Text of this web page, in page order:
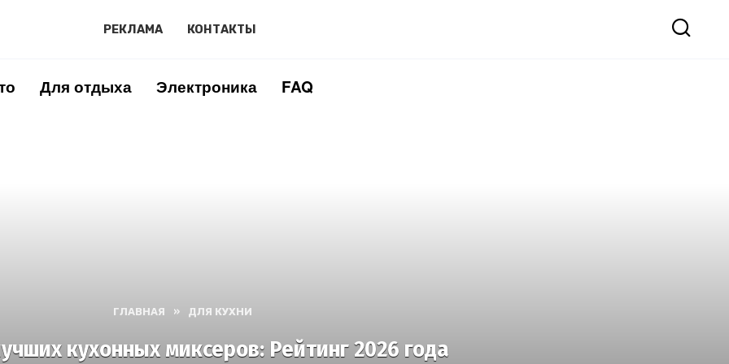
РЕКЛАМА КОНТАКТЫ
Для отдыха Электроника FAQ
ГЛАВНАЯ » ДЛЯ КУХНИ
кухонных миксеров: Рейтинг 2026 года